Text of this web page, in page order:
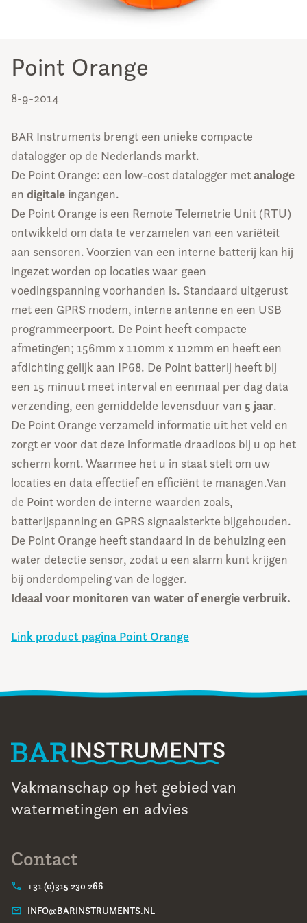
Point Orange
8-9-2014
BAR Instruments brengt een unieke compacte
datalogger op de Nederlands markt.
De Point Orange: een low-cost datalogger metanaloge
en digitale ingangen.
De Point Orange is een Remote Telemetrie Unit (RTU)
ontwikkeld om data te verzamelen van een variëteit
aan sensoren. Voorzien van een interne batterij kan hij
ingezet worden op locaties waar geen
voedingspanning voorhanden is. Standaard uitgerust
met een GPRS modem, interne antenne en een USB
programmeerpoort. De Point heeft compacte
afmetingen; 156mm x 110mm x 112mm en heeft een
afdichting gelijk aan IP68. De Point batterij heeft bij
een 15 minuut meet interval en eenmaal per dag data
verzending, een gemiddelde levensduur van 5 jaar.
De Point Orange verzameld informatie uit het veld en
zorgt er voor dat deze informatie draadloos bij u op het
scherm komt. Waarmee het u in staat stelt om uw
locaties en data effectief en efficiënt te managen.Van
de Point worden de interne waarden zoals,
batterijspanning en GPRS signaalsterkte bijgehouden.
De Point Orange heeft standaard in de behuizing een
water detectie sensor, zodat u een alarm kunt krijgen
bij onderdompeling van de logger.
Ideaal voor monitoren van water of energie verbruik.
Link product pagina Point Orange
Vakmanschap op het gebied van
watermetingen en advies
Contact
+31 (0)315 230 266
INFO@BARINSTRUMENTS.NL